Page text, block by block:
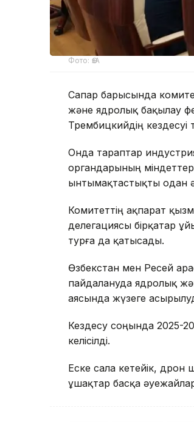
Фото: ӨзА
Сапар барысында
және ядролық бақылау
Трембицкийдің кездесуі
Онда тараптар
органдарының
ынтымақтастықты одан
Комитеттің ақпарат
делегациясы бірқатар
турға да қатысады.
Өзбекстан мен Ресей
пайдалануда ядролық
аясында жүзеге
Кездесу соңында 2025-
келісілді.
Еске сала кетейік, дрон
ұшақтар басқа